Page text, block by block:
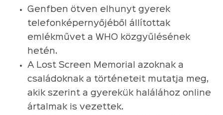
Genfben ötven elhunyt gyerek
telefonképernyőjéből állítottak
emlékművet a WHO közgyűlésének
hetén.
A Lost Screen Memorial azoknak a
családoknak a történeteit mutatja meg,
akik szerint a gyerekük halálához online
ártalmak is vezettek.